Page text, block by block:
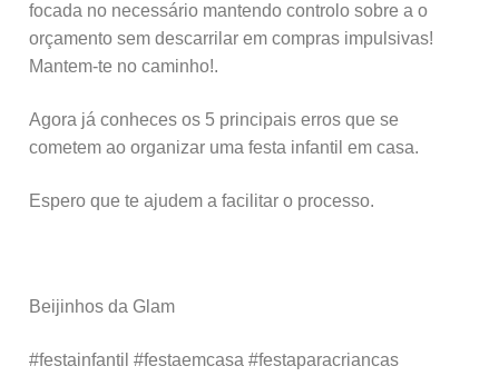
focada no necessário mantendo controlo sobre a o
orçamento sem descarrilar em compras impulsivas!
Mantem-te no caminho!.
Agora já conheces os 5 principais erros que se
cometem ao organizar uma festa infantil em casa.
Espero que te ajudem a facilitar o processo.
Beijinhos da Glam
#festainfantil #festaemcasa #festaparacriancas